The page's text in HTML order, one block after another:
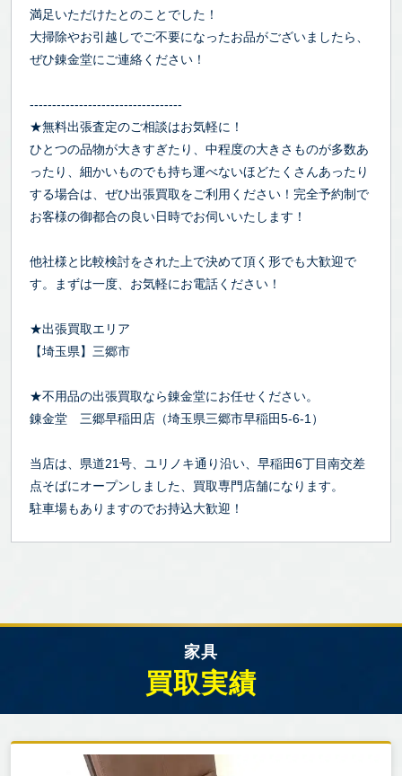
満足いただけたとのことでした！
大掃除やお引越しでご不要になったお品がございましたら、
ぜひ錬金堂にご連絡ください！
----------------------------------
★無料出張査定のご相談はお気軽に！
ひとつの品物が大きすぎたり、中程度の大きさものが多数あ
ったり、細かいものでも持ち運べないほどたくさんあったり
する場合は、ぜひ出張買取をご利用ください！完全予約制で
お客様の御都合の良い日時でお伺いいたします！
他社様と比較検討をされた上で決めて頂く形でも大歓迎で
す。まずは一度、お気軽にお電話ください！
★出張買取エリア
【埼玉県】三郷市
★不用品の出張買取なら錬金堂にお任せください。
錬金堂 三郷早稲田店（埼玉県三郷市早稲田5-6-1）
当店は、県道21号、ユリノキ通り沿い、早稲田6丁目南交差
点そばにオープンしました、買取専門店舗になります。
駐車場もありますのでお持込大歓迎！
家具
買取実績